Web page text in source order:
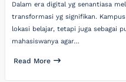
Dalam era digital yg senantiasa
transformasi yg signifikan.
lokasi belajar, tetapi juga sebagai
mahasiswanya agar…
Read More